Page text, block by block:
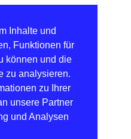
Inhalte und
Funktionen für
können und die
zu analysieren.
zu Ihrer
unsere Partner
und Analysen